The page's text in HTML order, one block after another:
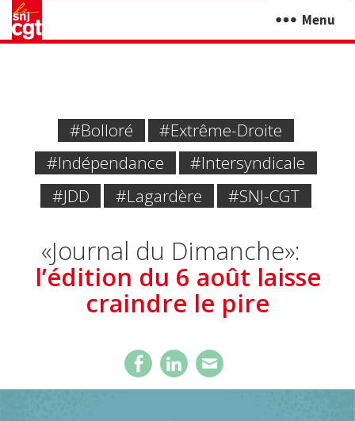
Menu
#Bolloré
#extrême-Droite
#Indépendance
#intersyndicale
#JDD
#Lagardère #SNJ-CGT
«Journal du Dimanche»:
l’édition du 6 août laisse
craindre le pire